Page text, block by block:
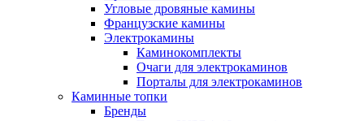
Угловые дровяные камины
Французские камины
Электрокамины
Каминокомплекты
Очаги для электрокаминов
Порталы для электрокаминов
Каминные топки
Бренды